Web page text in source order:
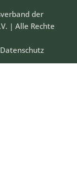
der
| Alle Rechte
Datenschutz